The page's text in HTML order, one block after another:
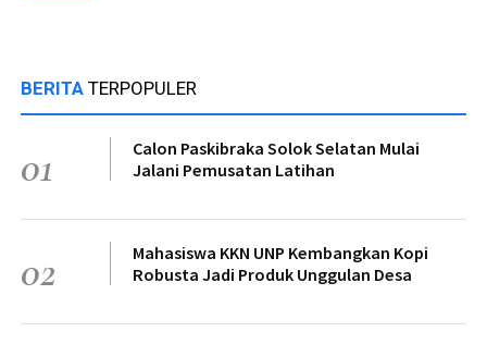
BERITA TERPOPULER
01
Calon Paskibraka Solok Selatan Mulai
Jalani Pemusatan Latihan
02
Mahasiswa KKN UNP Kembangkan Kopi
Robusta Jadi Produk Unggulan Desa